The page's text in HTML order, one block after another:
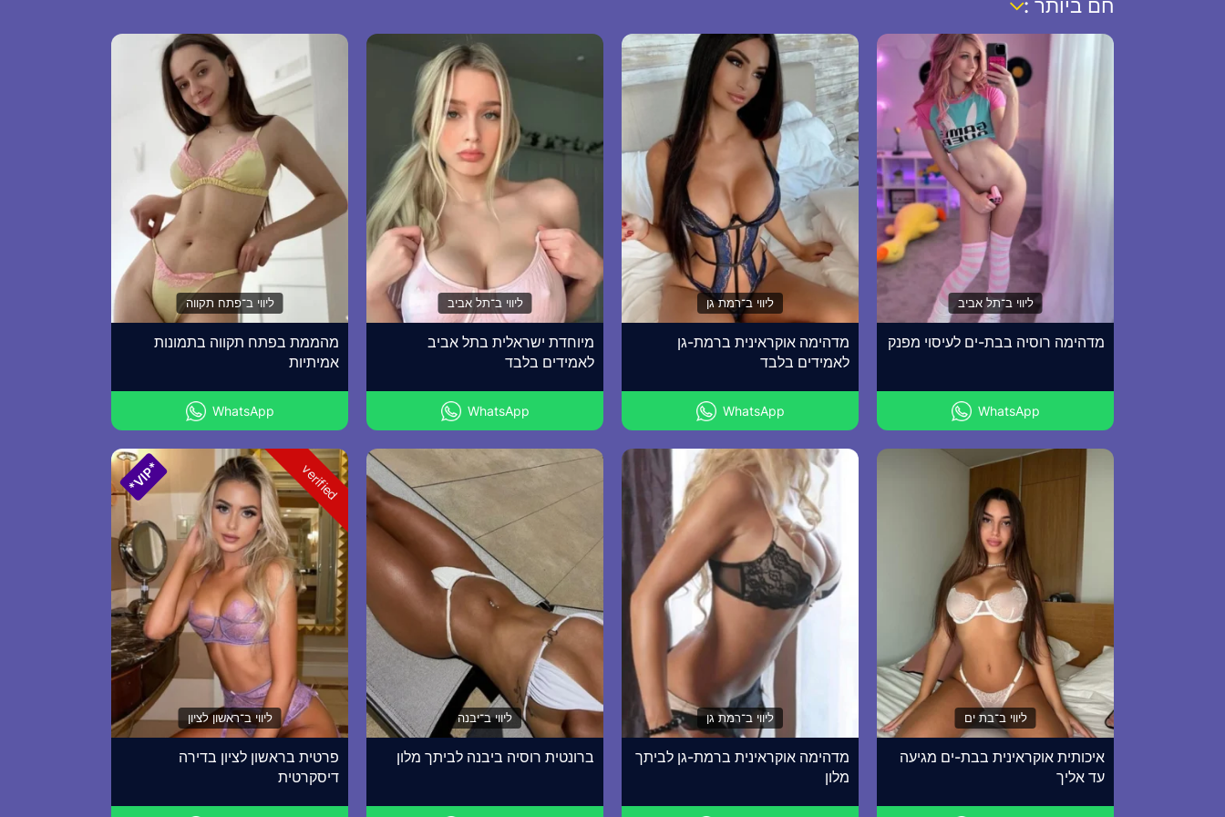
חם ביותר :
ליווי ב־תל אביב
מדהימה רוסיה בבת-ים לעיסוי מפנק
WhatsApp
ליווי ב־רמת גן
מדהימה אוקראינית ברמת-גן
לאמידים בלבד
WhatsApp
ליווי ב־תל אביב
מיוחדת ישראלית בתל אביב
לאמידים בלבד
WhatsApp
ליווי ב־פתח תקווה
מהממת בפתח תקווה בתמונות
אמיתיות
WhatsApp
ליווי ב־בת ים
איכותית אוקראינית בבת-ים מגיעה
עד אליך
ליווי ב־רמת גן
מדהימה אוקראינית ברמת-גן לביתך
מלון
ליווי ב־יבנה
ברונטית רוסיה ביבנה לביתך מלון
*VIP* verified
ליווי ב־ראשון לציון
פרטית בראשון לציון בדירה
דיסקרטית